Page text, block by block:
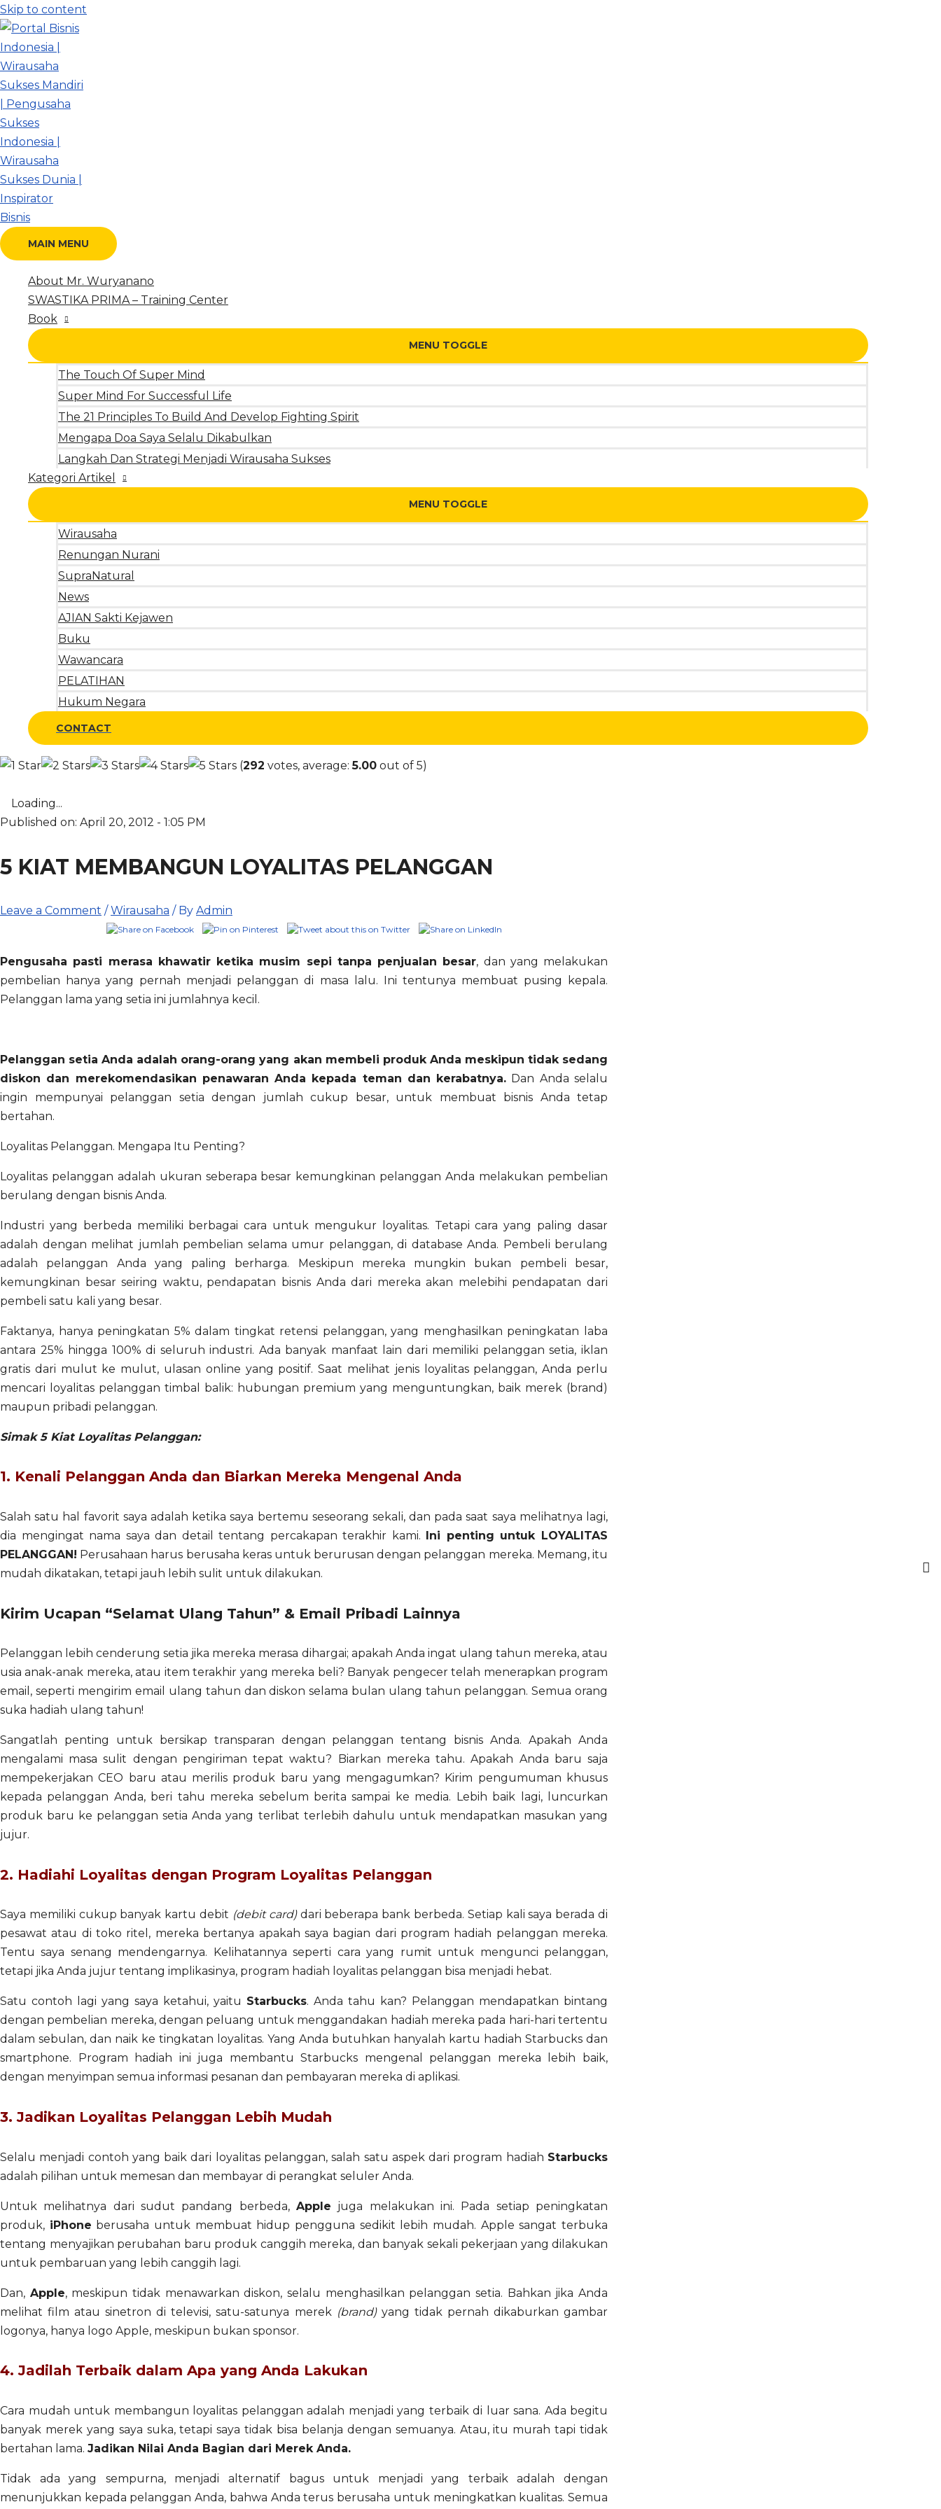
Skip to content
MAIN MENU
About Mr. Wuryanano
SWASTIKA PRIMA – Training Center
Book
MENU TOGGLE
The Touch Of Super Mind
Super Mind For Successful Life
The 21 Principles To Build And Develop Fighting Spirit
Mengapa Doa Saya Selalu Dikabulkan
Langkah Dan Strategi Menjadi Wirausaha Sukses
Kategori Artikel
MENU TOGGLE
Wirausaha
Renungan Nurani
SupraNatural
News
AJIAN Sakti Kejawen
Buku
Wawancara
PELATIHAN
Hukum Negara
CONTACT
(292 votes, average:5.00 out of 5)
Loading...
Published on: April 20, 2012 - 1:05 PM
5 KIAT MEMBANGUN LOYALITAS PELANGGAN
Leave a Comment /Wirausaha / By Admin
Pengusaha pasti merasa khawatir ketika musim sepi tanpa penjualan besar, dan yang melakukan
pembelian hanya yang pernah menjadi pelanggan di masa lalu. Ini tentunya membuat pusing kepala.
Pelanggan lama yang setia ini jumlahnya kecil.
Pelanggan setia Anda adalah orang-orang yang akan membeli produk Anda meskipun tidak sedang
diskon dan merekomendasikan penawaran Anda kepada teman dan kerabatnya. Dan Anda selalu
ingin mempunyai pelanggan setia dengan jumlah cukup besar, untuk membuat bisnis Anda tetap
bertahan.
Loyalitas Pelanggan. Mengapa Itu Penting?
Loyalitas pelanggan adalah ukuran seberapa besar kemungkinan pelanggan Anda melakukan pembelian
berulang dengan bisnis Anda.
Industri yang berbeda memiliki berbagai cara untuk mengukur loyalitas. Tetapi cara yang paling dasar
adalah dengan melihat jumlah pembelian selama umur pelanggan, di database Anda. Pembeli berulang
adalah pelanggan Anda yang paling berharga. Meskipun mereka mungkin bukan pembeli besar,
kemungkinan besar seiring waktu, pendapatan bisnis Anda dari mereka akan melebihi pendapatan dari
pembeli satu kali yang besar.
Faktanya, hanya peningkatan 5% dalam tingkat retensi pelanggan, yang menghasilkan peningkatan laba
antara 25% hingga 100% di seluruh industri. Ada banyak manfaat lain dari memiliki pelanggan setia, iklan
gratis dari mulut ke mulut, ulasan online yang positif. Saat melihat jenis loyalitas pelanggan, Anda perlu
mencari loyalitas pelanggan timbal balik: hubungan premium yang menguntungkan, baik merek (brand)
maupun pribadi pelanggan.
Simak 5 Kiat Loyalitas Pelanggan:
1. Kenali Pelanggan Anda dan Biarkan Mereka Mengenal Anda
Salah satu hal favorit saya adalah ketika saya bertemu seseorang sekali, dan pada saat saya melihatnya lagi,
dia mengingat nama saya dan detail tentang percakapan terakhir kami. Ini penting untuk LOYALITAS
PELANGGAN! Perusahaan harus berusaha keras untuk berurusan dengan pelanggan mereka. Memang, itu
mudah dikatakan, tetapi jauh lebih sulit untuk dilakukan.
Kirim Ucapan “Selamat Ulang Tahun” & Email Pribadi Lainnya
Pelanggan lebih cenderung setia jika mereka merasa dihargai; apakah Anda ingat ulang tahun mereka, atau
usia anak-anak mereka, atau item terakhir yang mereka beli? Banyak pengecer telah menerapkan program
email, seperti mengirim email ulang tahun dan diskon selama bulan ulang tahun pelanggan. Semua orang
suka hadiah ulang tahun!
Sangatlah penting untuk bersikap transparan dengan pelanggan tentang bisnis Anda. Apakah Anda
mengalami masa sulit dengan pengiriman tepat waktu? Biarkan mereka tahu. Apakah Anda baru saja
mempekerjakan CEO baru atau merilis produk baru yang mengagumkan? Kirim pengumuman khusus
kepada pelanggan Anda, beri tahu mereka sebelum berita sampai ke media. Lebih baik lagi, luncurkan
produk baru ke pelanggan setia Anda yang terlibat terlebih dahulu untuk mendapatkan masukan yang
jujur.
2. Hadiahi Loyalitas dengan Program Loyalitas Pelanggan
Saya memiliki cukup banyak kartu debit (debit card)dari beberapa bank berbeda. Setiap kali saya berada di
pesawat atau di toko ritel, mereka bertanya apakah saya bagian dari program hadiah pelanggan mereka.
Tentu saya senang mendengarnya. Kelihatannya seperti cara yang rumit untuk mengunci pelanggan,
tetapi jika Anda jujur tentang implikasinya, program hadiah loyalitas pelanggan bisa menjadi hebat.
Satu contoh lagi yang saya ketahui, yaitu Starbucks. Anda tahu kan? Pelanggan mendapatkan bintang
dengan pembelian mereka, dengan peluang untuk menggandakan hadiah mereka pada hari-hari tertentu
dalam sebulan, dan naik ke tingkatan loyalitas. Yang Anda butuhkan hanyalah kartu hadiah Starbucks dan
smartphone. Program hadiah ini juga membantu Starbucks mengenal pelanggan mereka lebih baik,
dengan menyimpan semua informasi pesanan dan pembayaran mereka di aplikasi.
3. Jadikan Loyalitas Pelanggan Lebih Mudah
Selalu menjadi contoh yang baik dari loyalitas pelanggan, salah satu aspek dari program hadiah Starbucks
adalah pilihan untuk memesan dan membayar di perangkat seluler Anda.
Untuk melihatnya dari sudut pandang berbeda, Apple juga melakukan ini. Pada setiap peningkatan
produk, iPhone berusaha untuk membuat hidup pengguna sedikit lebih mudah. Apple sangat terbuka
tentang menyajikan perubahan baru produk canggih mereka, dan banyak sekali pekerjaan yang dilakukan
untuk pembaruan yang lebih canggih lagi.
Dan, Apple, meskipun tidak menawarkan diskon, selalu menghasilkan pelanggan setia. Bahkan jika Anda
melihat film atau sinetron di televisi, satu-satunya merek (brand)yang tidak pernah dikaburkan gambar
logonya, hanya logo Apple, meskipun bukan sponsor.
4. Jadilah Terbaik dalam Apa yang Anda Lakukan
Cara mudah untuk membangun loyalitas pelanggan adalah menjadi yang terbaik di luar sana. Ada begitu
banyak merek yang saya suka, tetapi saya tidak bisa belanja dengan semuanya. Atau, itu murah tapi tidak
bertahan lama. Jadikan Nilai Anda Bagian dari Merek Anda.
Tidak ada yang sempurna, menjadi alternatif bagus untuk menjadi yang terbaik adalah dengan
menunjukkan kepada pelanggan Anda, bahwa Anda terus berusaha untuk meningkatkan kualitas. Semua